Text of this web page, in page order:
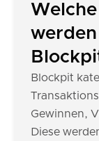
Blockpit
Gewinnen,
Diese